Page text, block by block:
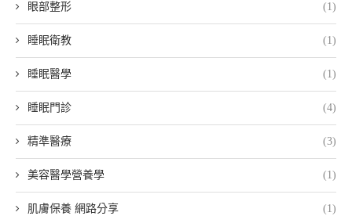
眼部整形 (1)
睡眠衛教 (1)
睡眠醫學 (1)
睡眠門診 (4)
精準醫療 (3)
美容醫學營養學 (1)
肌膚保養 網路分享 (1)